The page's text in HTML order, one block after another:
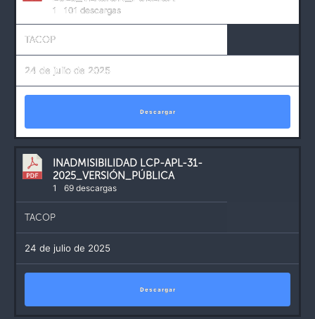
1 101 descargas
TACOP
24 de julio de 2025
Descargar
INADMISIBILIDAD LCP-APL-31-
2025_VERSIÓN_PÚBLICA
1 69 descargas
TACOP
24 de julio de 2025
Descargar